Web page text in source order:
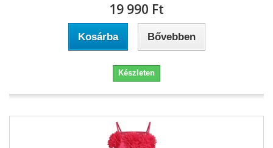
19 990 Ft‎
Kosárba Bővebben
Készleten